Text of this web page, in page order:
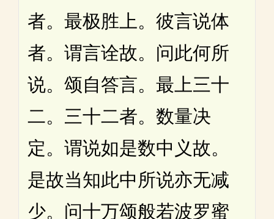
者。最极胜上。彼言说体
者。谓言诠故。问此何所
说。颂自答言。最上三十
二。三十二者。数量决
定。谓说如是数中义故。
是故当知此中所说亦无减
少。问十万颂般若波罗蜜